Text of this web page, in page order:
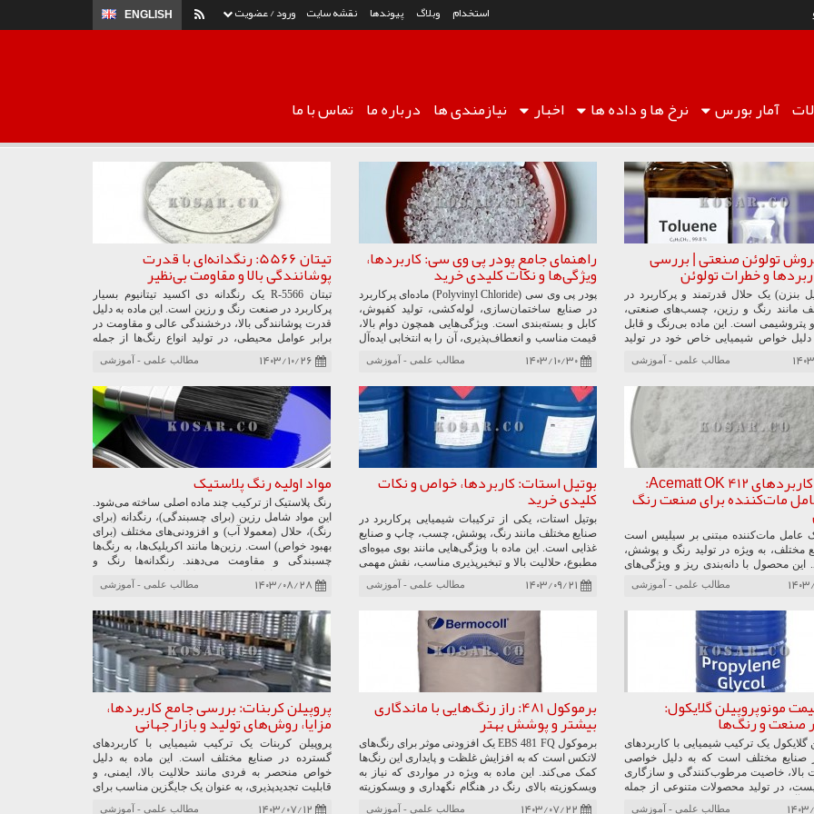
ورود / عضویت ENGLISH استخدام وبلاگ پیوندها نقشه سایت
آماربورس نرخ هاو داده ها اخبار نیازمندی ها درباره ما تماس با ما
تولوئن صنعتی | بررسی
و خطرات تولوئن
بنزن) یک حلال قدرتمند و پرکاربرد در
مانند رنگ و رزین، چسب‌های صنعتی،
پتروشیمی است. این ماده بی‌رنگ و قابل
دلیل خواص شیمیایی خاص خود در تولید
جوهرهای چاپ، دباغی چرم و
رنگ خودرو نیز استفاده می‌شود. یکی
تینرها، ضدعفونی‌کننده‌ها، چسب‌ها و
ناخن کاربرد دارد. همچنین در صنایع
تولوئن برای تنظیم غلظت و ویسکوزیته به
کار می‌رود. این ماده به‌صورت مخلوط BTX (ترکیبی از
و زایلن) در سوخت برای افزایش عدد
استفاده قرار می‌گیرد. از دیگر موارد
به تولید بنزین، نایلون، پلاستیک و
اشاره کرد. با وجود کاربردهای گسترده،
برای سلامت انسان و محیط زیست
گرفته شود. در این مقاله به بررسی
تولوئن، قیمت روز، روش‌های ایمن
نکات کلیدی برای خرید و فروش تولوئن
۱۷ مطالب علمی - آموزشی
راهنمای جامع پودر پی وی سی: کاربردها،
ویژگی‌ها و نکات کلیدی خرید
پودر پی وی سی (Polyvinyl Chloride) ماده‌ای پرکاربرد
در صنایع ساختمان‌سازی، لوله‌کشی، تولید کفپوش،
کابل و بسته‌بندی است. ویژگی‌هایی همچون دوام بالا،
قیمت مناسب و انعطاف‌پذیری، آن را به انتخابی ایده‌آل
تبدیل کرده است. نگهداری صحیح و انتخاب تامین‌کننده
معتبر برای حفظ کیفیت این ماده حیاتی است.
۱۴۰۳/۱۰/۳۰ مطالب علمی - آموزشی
تیتان 5566: رنگدانه‌ای با قدرت
پوشانندگی بالا و مقاومت بی‌نظیر
تیتان R-5566 یک رنگدانه دی اکسید تیتانیوم بسیار
پرکاربرد در صنعت رنگ و رزین است. این ماده به دلیل
قدرت پوشانندگی بالا، درخشندگی عالی و مقاومت در
برابر عوامل محیطی، در تولید انواع رنگ‌ها از جمله
رنگ‌های ساختمانی، صنعتی و خودرو استفاده می‌شود.
تیتان R-5566 همچنین در تولید رزین‌های مختلف مانند
کیفیت و دوام این محصولات کمک می‌کند.
۱۴۰۳/۱۰/۲۶ مطالب علمی - آموزشی
معرفی و کاربردهای Acematt OK 412:
مات‌کننده برای صنعت رنگ
۴۱۲ یک عامل مات‌کننده مبتنی بر سیلیس است
مختلف، به ویژه در تولید رنگ و پوشش،
این محصول با دانه‌بندی ریز و ویژگی‌های
چون پراکندگی آسان و تأثیر کم بر
به ایجاد پوشش‌های صاف و یکنواخت کمک
می‌کند. اوکا ۴۱۲ به دلیل سازگاری بالا با انواع رزین‌ها و
صنایع مختلف از جمله رنگ‌های مات،
شفاف، چوب، پلاستیک و پوشش‌های
دارد. همچنین، به عنوان یک ماده مناسب
الکترونیکی و جوهرهای چاپ شناخته
این مقاله، به بررسی ویژگی‌ها، مزایا و
این محصول پرداخته‌ایم و راهنمایی‌هایی
به صورت آنلاین و قیمت‌های موجود در
داده‌ایم.
۲۷ مطالب علمی - آموزشی
بوتیل استات: کاربردها، خواص و نکات
کلیدی خرید
بوتیل استات، یکی از ترکیبات شیمیایی پرکاربرد در
صنایع مختلف مانند رنگ، پوشش، چسب، چاپ و صنایع
غذایی است. این ماده با ویژگی‌هایی مانند بوی میوه‌ای
مطبوع، حلالیت بالا و تبخیرپذیری مناسب، نقش مهمی
در بهبود کیفیت و کارایی محصولات صنعتی ایفا می‌کند.
تولید بوتیل استات از واکنش اسید استیک و بوتانول
گسترده، تقاضای زیادی دارد.
۱۴۰۳/۰۹/۲۱ مطالب علمی - آموزشی
مواد اولیه رنگ پلاستیک
رنگ پلاستیک از ترکیب چند ماده اصلی ساخته می‌شود.
این مواد شامل رزین (برای چسبندگی)، رنگدانه (برای
رنگ)، حلال (معمولا آب) و افزودنی‌های مختلف (برای
بهبود خواص) است. رزین‌ها مانند اکریلیک‌ها، به رنگ‌ها
چسبندگی و مقاومت می‌دهند. رنگدانه‌ها رنگ و
رنگ و بهبود پخش آن می‌شوند. افزودنی‌ها هم برای
برابر قارچ و افزایش دوام به رنگ اضافه می‌شوند.
فرآیند تولید رنگ پلاستیک شامل مخلوط کردن، آسیاب
کردن، همگن‌سازی و کنترل کیفیت است. انواع
مختلفی از رنگ پلاستیک وجود دارد که هر کدام برای
کاربرد خاصی مناسب هستند. انتخاب نوع رنگ مناسب
به عواملی مانند سطح مورد نظر، شرایط محیطی و
بودجه بستگی دارد.
۱۴۰۳/۰۸/۲۸ مطالب علمی - آموزشی
مونوپروپیلن گلایکول:
صنعت و رنگ‌ها
گلایکول یک ترکیب شیمیایی با کاربردهای
صنایع مختلف است که به دلیل خواصی
بالا، خاصیت مرطوب‌کنندگی و سازگاری
در تولید محصولات متنوعی از جمله
آرایشی، رنگ‌ها و پوشش‌ها استفاده
مطالب علمی - آموزشی
برموکول 481: راز رنگ‌هایی با ماندگاری
بیشتر و پوشش بهتر
برموکول EBS 481 FQ یک افزودنی موثر برای رنگ‌های
لاتکس است که به افزایش غلظت و پایداری این رنگ‌ها
کمک می‌کند. این ماده به ویژه در مواردی که نیاز به
ویسکوزیته بالای رنگ در هنگام نگهداری و ویسکوزیته
پایین در هنگام استفاده وجود دارد، بسیار مفید است.
مطالب علمی - آموزشی
پروپیلن کربنات: بررسی جامع کاربردها،
مزایا، روش‌های تولید و بازار جهانی
پروپیلن کربنات یک ترکیب شیمیایی با کاربردهای
گسترده در صنایع مختلف است. این ماده به دلیل
خواص منحصر به فردی مانند حلالیت بالا، ایمنی، و
قابلیت تجدیدپذیری، به عنوان یک جایگزین مناسب برای
حلال‌های سنتی شناخته می‌شود. کاربردهای پروپیلن
مطالب علمی - آموزشی